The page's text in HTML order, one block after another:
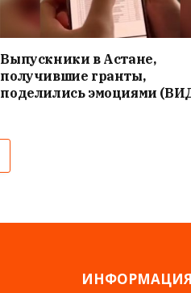
Выпускники в Астане,
получившие гранты,
поделились эмоциями